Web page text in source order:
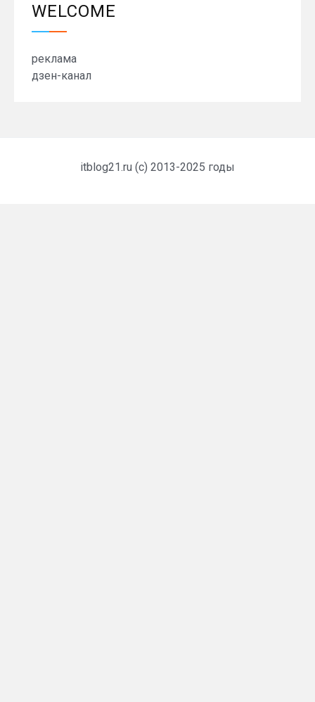
WELCOME
реклама
дзен-канал
itblog21.ru (c) 2013-2025 годы